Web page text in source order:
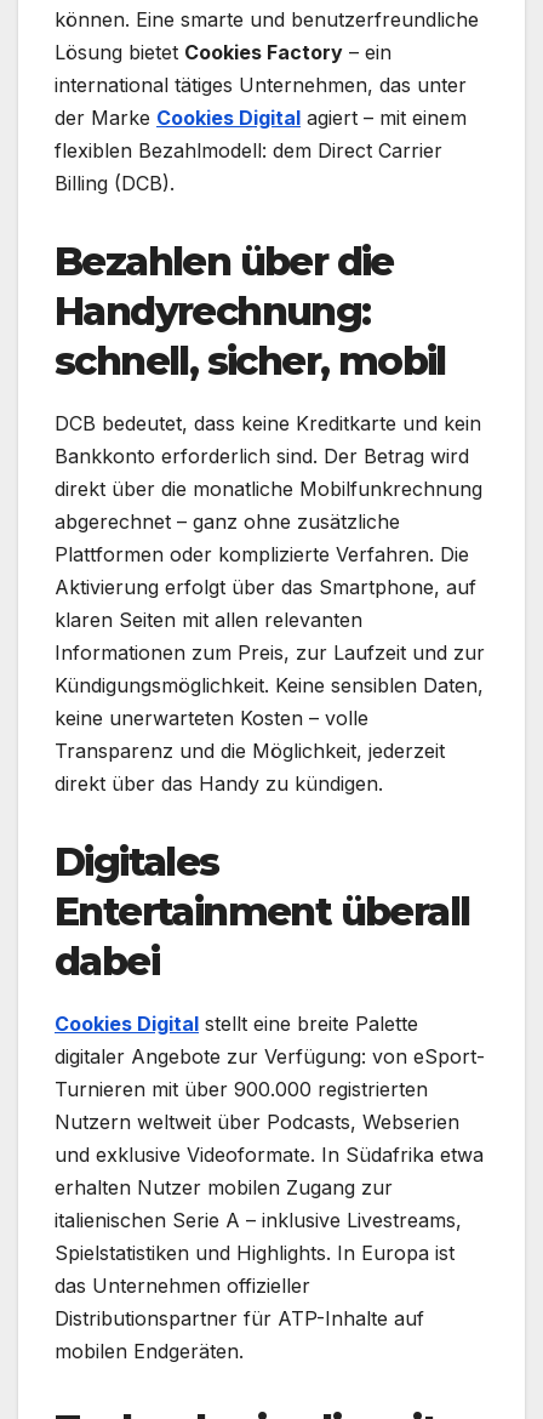
können. Eine smarte und benutzerfreundliche
Lösung bietet Cookies Factory – ein
international tätiges Unternehmen, das unter
der Marke Cookies Digital agiert – mit einem
flexiblen Bezahlmodell: dem Direct Carrier
Billing (DCB).
Bezahlen über die
Handyrechnung:
schnell, sicher, mobil
DCB bedeutet, dass keine Kreditkarte und kein
Bankkonto erforderlich sind. Der Betrag wird
direkt über die monatliche Mobilfunkrechnung
abgerechnet – ganz ohne zusätzliche
Plattformen oder komplizierte Verfahren. Die
Aktivierung erfolgt über das Smartphone, auf
klaren Seiten mit allen relevanten
Informationen zum Preis, zur Laufzeit und zur
Kündigungsmöglichkeit. Keine sensiblen Daten,
keine unerwarteten Kosten – volle
Transparenz und die Möglichkeit, jederzeit
direkt über das Handy zu kündigen.
Digitales
Entertainment überall
dabei
Cookies Digital stellt eine breite Palette
digitaler Angebote zur Verfügung: von eSport-
Turnieren mit über 900.000 registrierten
Nutzern weltweit über Podcasts, Webserien
und exklusive Videoformate. In Südafrika etwa
erhalten Nutzer mobilen Zugang zur
italienischen Serie A – inklusive Livestreams,
Spielstatistiken und Highlights. In Europa ist
das Unternehmen offizieller
Distributionspartner für ATP-Inhalte auf
mobilen Endgeräten.